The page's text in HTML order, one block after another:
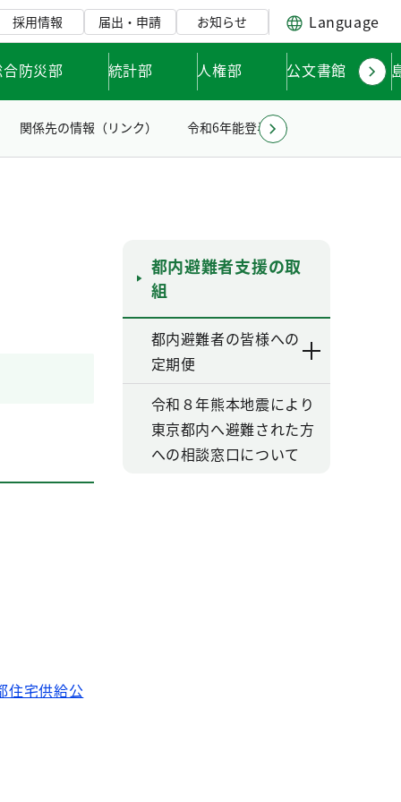
採用情報 届出・申請 お知らせ Language
防災部 統計部 人権部 公文書館
関係先の情報（リンク） 令和6年能登半島地震への対応
住宅供給公
都内避難者支援の取
組
都内避難者の皆様への
定期便
令和８年熊本地震により
東京都内へ避難された方
への相談窓口について